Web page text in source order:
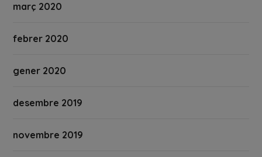
març 2020
febrer 2020
gener 2020
desembre 2019
novembre 2019